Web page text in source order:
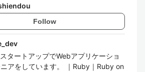
Follow
タートアップでWebアプリケーショ
アをしています。 ｜Ruby｜Ruby on